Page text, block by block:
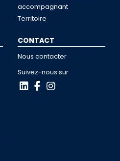
accompagnant
Territoire
CONTACT
Nous contacter
Suivez-nous sur